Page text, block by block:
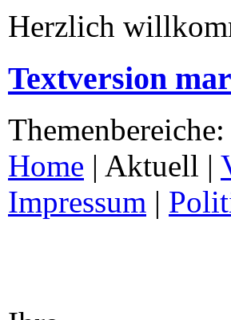
Herzlich
Textversion
Themenbereiche:
Home | Aktuell |
Impressum |